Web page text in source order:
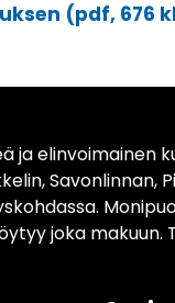
(pdf, 676
ja elinvoimainen
joka makuun.